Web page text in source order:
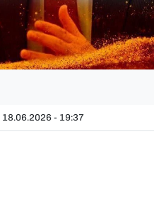
18.06.2026 - 19:37